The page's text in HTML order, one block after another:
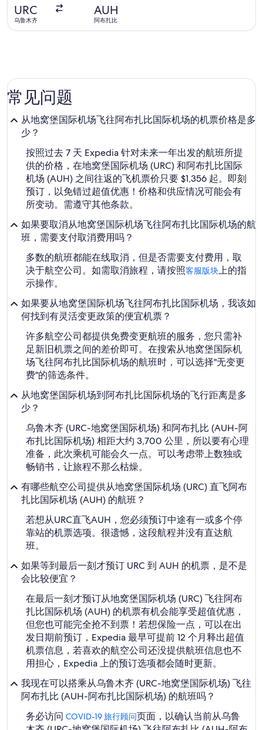
6
URC
乌鲁木齐
AUH
阿布扎比
常见问题
从地窝堡国际机场飞往阿布扎比国际机场的机票价格是多
少？
按照过去 7 天 Expedia 针对未来一年出发的航班所提
供的价格，在地窝堡国际机场 (URC) 和阿布扎比国际
机场 (AUH) 之间往返的飞机票价只要 $1,356 起。即刻
预订，以免错过超值优惠！价格和供应情况可能会有
所变动。需遵守其他条款。
如果要取消从地窝堡国际机场飞往阿布扎比国际机场的航
班，需要支付取消费用吗？
多数的航班都能在线取消，但是否需要支付费用，取
决于航空公司。如需取消旅程，请按照客服版块上的指
示操作。
如果要从地窝堡国际机场飞往阿布扎比国际机场，我该如
何找到有灵活变更政策的便宜机票？
许多航空公司都提供免费变更航班的服务，您只需补
足新旧机票之间的差价即可。在搜索从地窝堡国际机
场飞往阿布扎比国际机场的航班时，可以选择"无变更
费"的筛选条件。
从地窝堡国际机场到阿布扎比国际机场的飞行距离是多
少？
乌鲁木齐 (URC-地窝堡国际机场) 和阿布扎比 (AUH-阿
布扎比国际机场) 相距大约 3,700 公里，所以要有心理
准备，此次乘机可能会久一点。可以考虑带上数独或
畅销书，让旅程不那么枯燥。
有哪些航空公司提供从地窝堡国际机场 (URC) 直飞阿布
扎比国际机场 (AUH) 的航班？
若想从URC直飞AUH，您必须预订中途有一或多个停
靠站的机票选项。很遗憾，这段航程并没有直达航
班。
如果等到最后一刻才预订 URC 到 AUH 的机票，是不是
会比较便宜？
在最后一刻才预订从地窝堡国际机场 (URC) 飞往阿布
扎比国际机场 (AUH) 的机票有机会能享受超值优惠，
但您也可能完全抢不到票！若想保险一点，可以在出
发日期前预订，Expedia 最早可提前 12 个月释出超值
机票信息，若喜欢的航空公司还没提供航班信息也不
用担心，Expedia 上的预订选项都会随时更新。
我现在可以搭乘从乌鲁木齐 (URC-地窝堡国际机场) 飞往
阿布扎比 (AUH-阿布扎比国际机场) 的航班吗？
务必访问 COVID-19 旅行顾问页面，以确认当前从乌鲁